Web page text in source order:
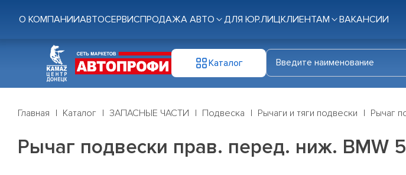
О КОМПАНИИАВТОСЕРВИСПРОДАЖА АВТО ДЛЯ ЮР.ЛИЦКЛИЕНТАМ ВАКАНСИИ
Каталог
Главная Каталог ЗАПАСНЫЕ ЧАСТИ Подвеска Рычаги и тяги подвески Рычаг
Рычаг подвески прав. перед. ниж. BMW 5